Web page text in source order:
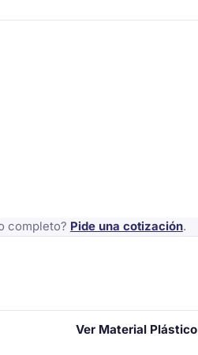
completo? Pide una cotización.
Ver Material Plástico